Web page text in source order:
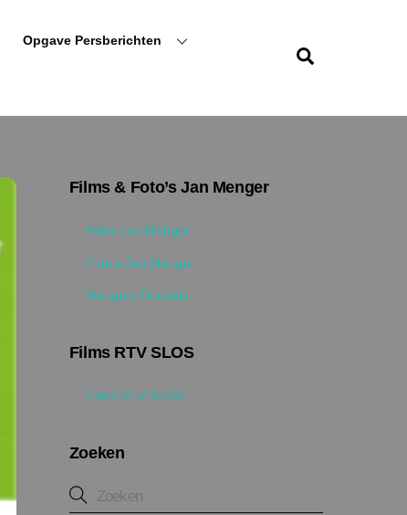
Opgave Persberichten
Films & Foto’s Jan Menger
Films Jan Menger
Foto’s Jan Menger
Mengers Doodels
Films RTV SLOS
Films RTV SLOS
Zoeken